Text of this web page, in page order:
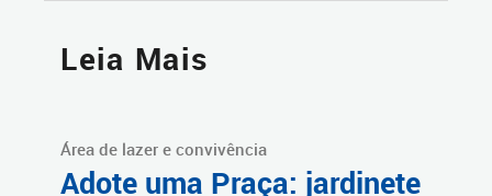
Leia Mais
Área de lazer e convivência
Adote uma Praça: jardinete